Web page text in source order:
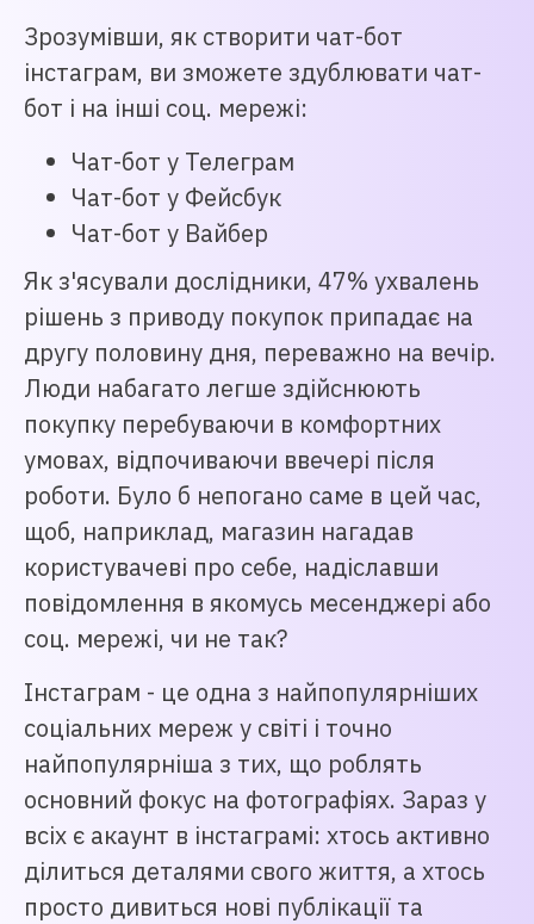
Зрозумівши, як створити чат-бот
інстаграм, ви зможете здублювати чат-
бот і на інші соц. мережі:
Чат-бот у Телеграм
Чат-бот у Фейсбук
Чат-бот у Вайбер
Як з'ясували дослідники, 47% ухвалень
рішень з приводу покупок припадає на
другу половину дня, переважно на вечір.
Люди набагато легше здійснюють
покупку перебуваючи в комфортних
умовах, відпочиваючи ввечері після
роботи. Було б непогано саме в цей час,
щоб, наприклад, магазин нагадав
користувачеві про себе, надіславши
повідомлення в якомусь месенджері або
соц. мережі, чи не так?
Інстаграм - це одна з найпопулярніших
соціальних мереж у світі і точно
найпопулярніша з тих, що роблять
основний фокус на фотографіях. Зараз у
всіх є акаунт в інстаграмі: хтось активно
ділиться деталями свого життя, а хтось
просто дивиться нові публікації та